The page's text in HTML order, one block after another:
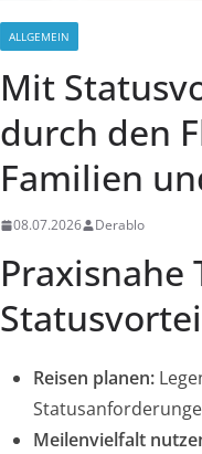
ALLGEMEIN
Mit
durch den
Familien
08.07.2026 Derablo
Praxisnahe
Reisen planen:
Meilenvielfalt